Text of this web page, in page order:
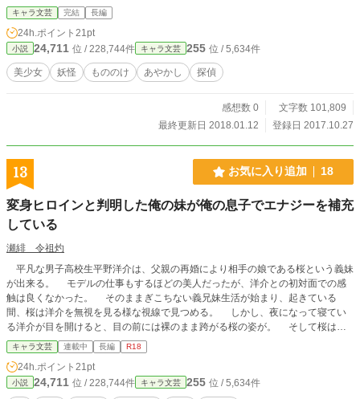
キャラ文芸 完結 長編
24h.ポイント 21pt
小説 24,711 位 / 228,744件 キャラ文芸 255 位 / 5,634件
美少女 妖怪 もののけ あやかし 探偵
感想数 0
文字数 101,809
最終更新日 2018.01.12
登録日 2017.10.27
13 お気に入り追加 18
変身ヒロインと判明した俺の妹が俺の息子でエナジーを補充
している
瀬緋 令祖灼
平凡な男子高校生平野洋介は、父親の再婚により相手の娘である桜という義妹
が出来る。 モデルの仕事もするほどの美人だったが、洋介との初対面での感
触は良くなかった。 そのままぎこちない義兄妹生活が始まり、起きている
間、桜は洋介を無視を見る様な視線で見つめる。 しかし、夜になって寝てい
る洋介が目を開けると、目の前には裸のまま跨がる桜の姿が。 そして桜は洋
介の息子を扱き、自分に入れようとする
キャラ文芸 連載中 長編 R18
24h.ポイント 21pt
小説 24,711 位 / 228,744件 キャラ文芸 255 位 / 5,634件